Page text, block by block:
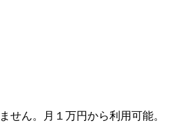
せん。月１万円から利用可能。